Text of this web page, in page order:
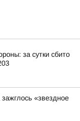
за сутки сбито
«звездное